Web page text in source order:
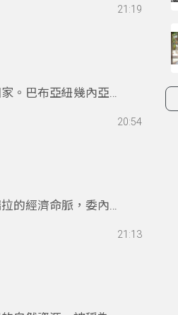
21:19
。巴布亞紐幾內亞的
20:54
的經濟命脈，委內瑞
21:13